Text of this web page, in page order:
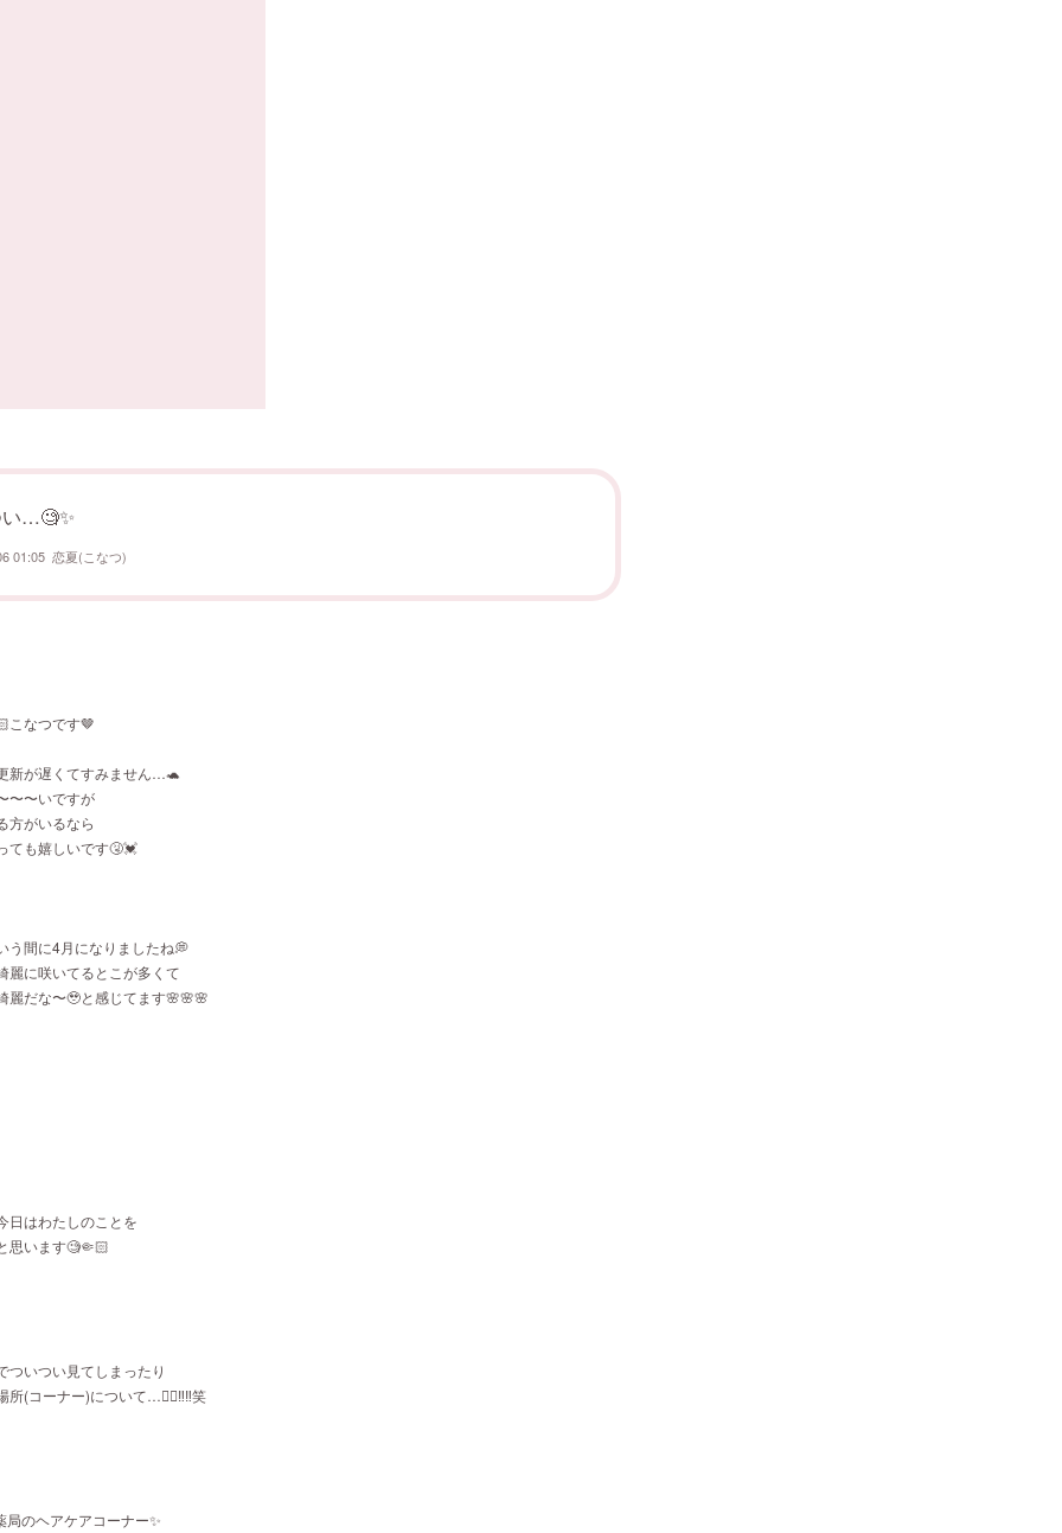
…🧐✨
01:05 恋夏(こなつ)
こなつです🤎
新が遅くてすみません…🐢
〜〜いですが
方がいるなら
ても嬉しいです🤧💓
う間に4月になりましたね💭
麗に咲いてるとこが多くて
麗だな〜🥹と感じてます🌸🌸🌸
日はわたしのことを
思います🧐🤏🏻
ついつい見てしまったり
所(コーナー)について…✌🏻‼️‼️笑
局のヘアケアコーナー✨